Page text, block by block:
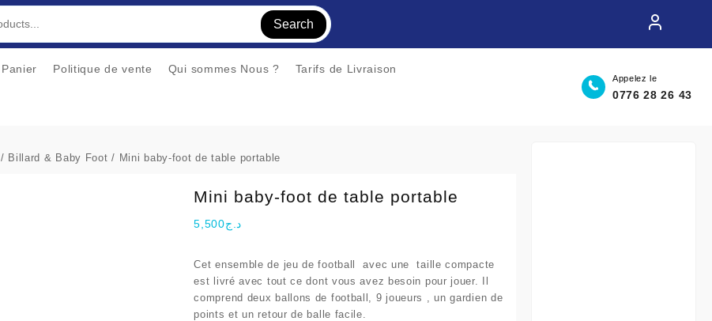
Search
Panier Politique de vente Qui sommes Nous ? Tarifs de Livraison
Appelez le
0776 28 26 43
/ Billard & Baby Foot / Mini baby-foot de table portable
Mini baby-foot de table portable
د.ج5,500
Cet ensemble de jeu de football avec une taille compacte
est livré avec tout ce dont vous avez besoin pour jouer. Il
comprend deux ballons de football, 9 joueurs , un gardien de
points et un retour de balle facile.